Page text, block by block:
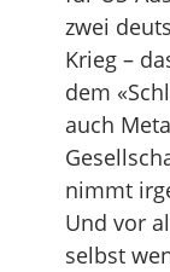
zwei
Krieg –
dem
auch
nimmt
Und vor
selbst